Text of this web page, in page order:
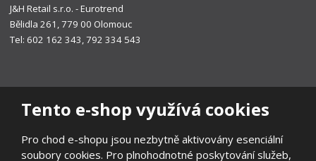
Tento e-shop využívá cookies
Pro chod e-shopu jsou nezbytně aktivovány esenciální
soubory cookies. Pro plnohodnotné poskytování služeb,
J&H Retail s.r.o. - Eurotrend
Bělidla 261, 779 00 Olomouc
Tel: 602 162 343, 792 334 543